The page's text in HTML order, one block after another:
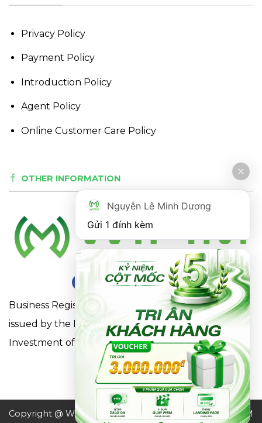
Privacy Policy
Payment Policy
Introduction Policy
Agent Policy
Online Customer Care Policy
OTHER INFORMATION
Business Registration Certificate No. 0316863281
issued by the Department of Planning and
Investment of Ho Chi Minh City on May 18, 2021
Copyright @ WIFIM JSC. All Design by WIFIM
Nguyễn Lê Minh Dương
Gửi 1 đính kèm